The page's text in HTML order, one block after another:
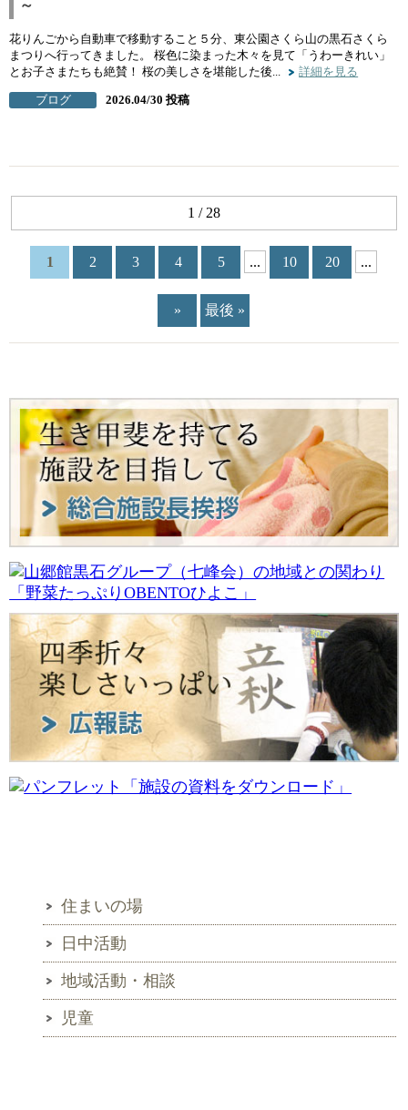
～
花りんごから自動車で移動すること５分、東公園さくら山の黒石さくら
まつりへ行ってきました。 桜色に染まった木々を見て「うわーきれい」
とお子さまたちも絶賛！ 桜の美しさを堪能した後...
詳細を見る
ブログ 2026.04/30 投稿
1 / 28
1 2 3 4 5 ... 10 20 ...
» 最後 »
住まいの場
日中活動
地域活動・相談
児童